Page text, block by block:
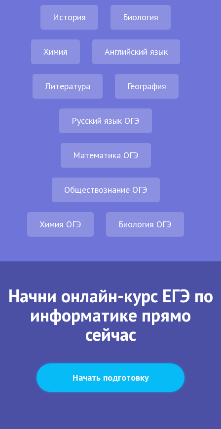
История Биология
Химия Английский язык
Литература География
Русский язык ОГЭ
Математика ОГЭ
Обществознание ОГЭ
Химия ОГЭ Биология ОГЭ
Начни онлайн-курс ЕГЭ по
информатике прямо
сейчас
Начать подготовку